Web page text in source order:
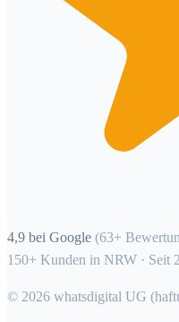
4,9 bei Google (63+
150+ Kunden in NRW · Seit
© 2026 whatsdigital UG